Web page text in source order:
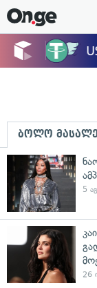
ბოლო
5
26